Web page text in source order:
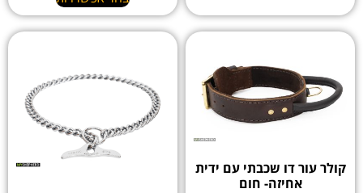
קולר עור דו שכבתי עם ידית
אחיזה- חום